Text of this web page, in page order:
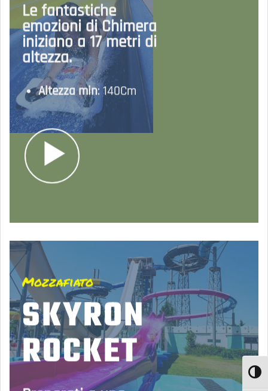
Le fantastiche
emozioni di Chimera
iniziano a 17 metri di
altezza.
Altezza min: 140Cm
Mozzafiato
SKYRON
ROCKET